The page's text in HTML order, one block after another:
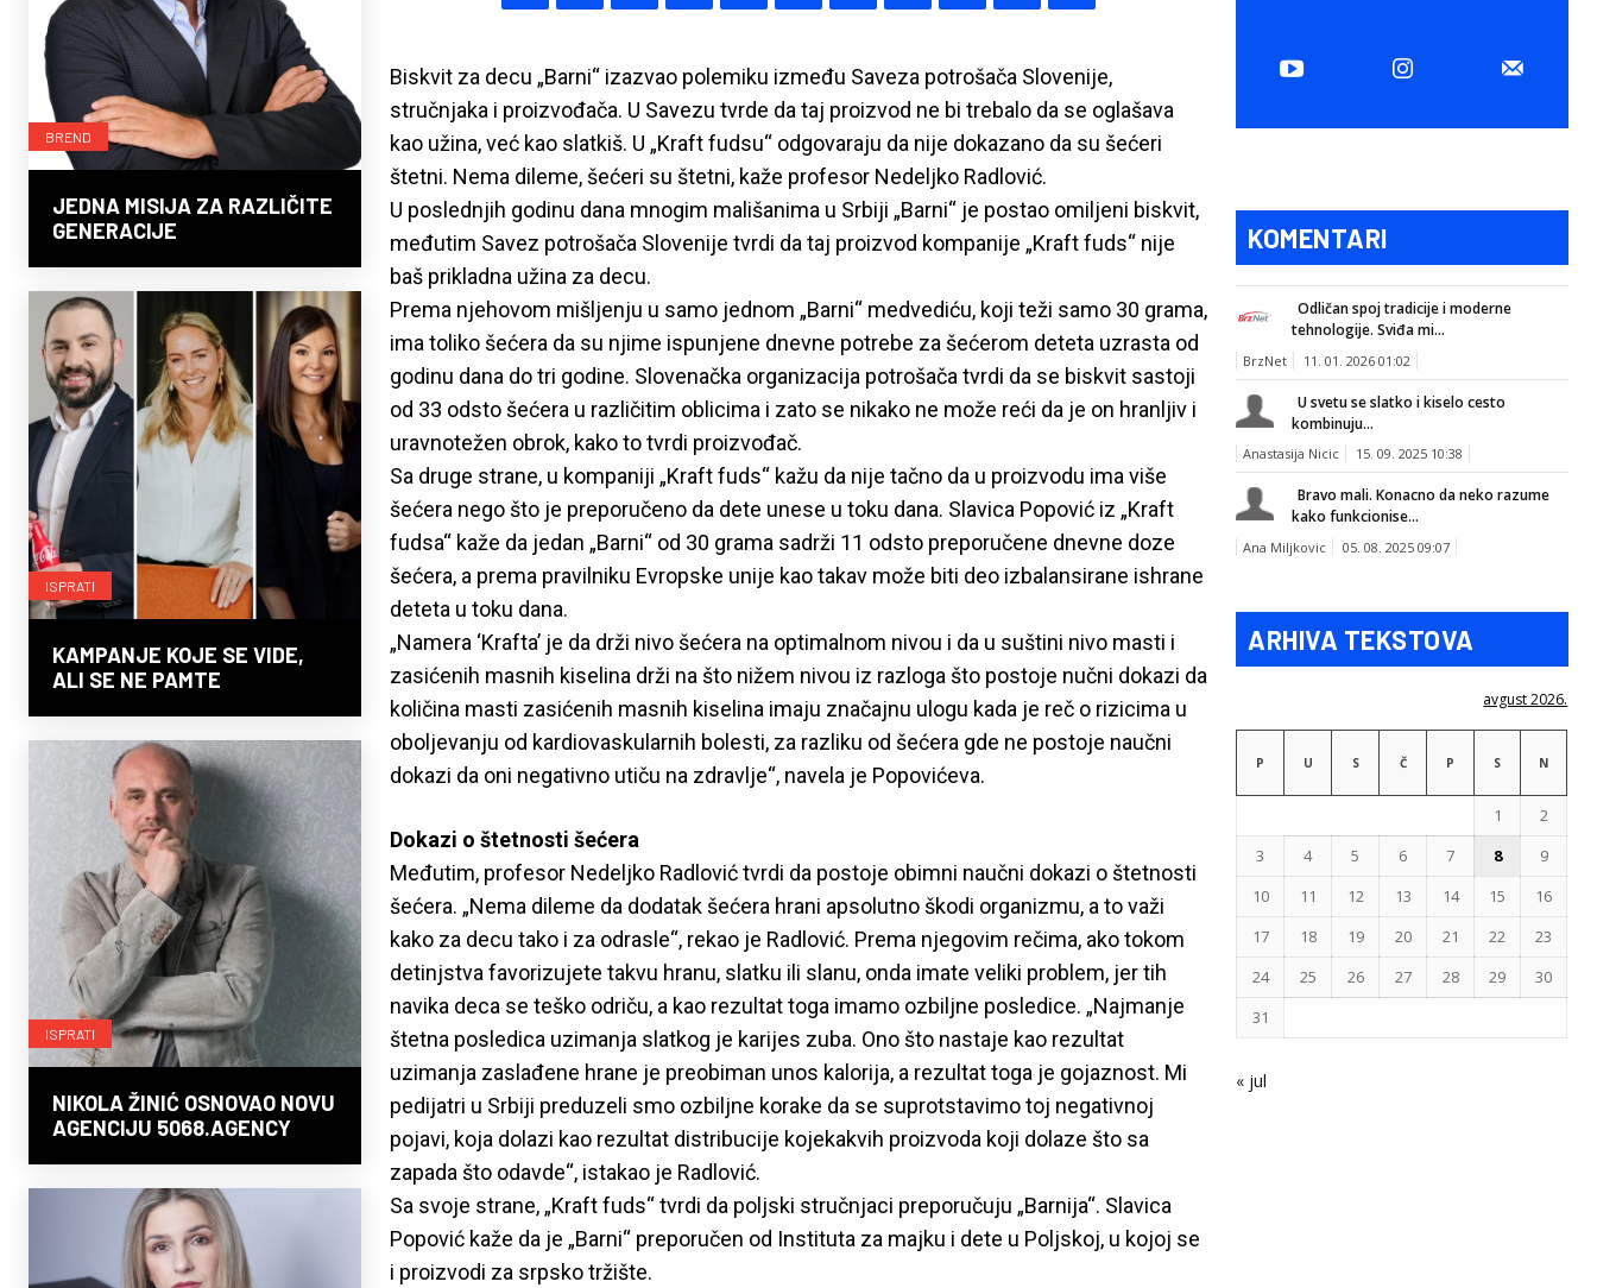
BREND
JEDNA MISIJA ZA RAZLIČITE
GENERACIJE
ISPRATI
KAMPANJE KOJE SE VIDE,
ALI SE NE PAMTE
ISPRATI
NIKOLA ŽINIĆ OSNOVAO NOVU
AGENCIJU 5068.AGENCY
Biskvit za decu „Barni“ izazvao polemiku između Saveza potrošača Slovenije,
stručnjaka i proizvođača. U Savezu tvrde da taj proizvod ne bi trebalo da se oglašava
kao užina, već kao slatkiš. U „Kraft fudsu“ odgovaraju da nije dokazano da su šećeri
štetni. Nema dileme, šećeri su štetni, kaže profesor Nedeljko Radlović.
U poslednjih godinu dana mnogim mališanima u Srbiji „Barni“ je postao omiljeni biskvit,
međutim Savez potrošača Slovenije tvrdi da taj proizvod kompanije „Kraft fuds“ nije
baš prikladna užina za decu.
Prema njehovom mišljenju u samo jednom „Barni“ medvediću, koji teži samo 30 grama,
ima toliko šećera da su njime ispunjene dnevne potrebe za šećerom deteta uzrasta od
godinu dana do tri godine. Slovenačka organizacija potrošača tvrdi da se biskvit sastoji
od 33 odsto šećera u različitim oblicima i zato se nikako ne može reći da je on hranljiv i
uravnotežen obrok, kako to tvrdi proizvođač.
Sa druge strane, u kompaniji „Kraft fuds“ kažu da nije tačno da u proizvodu ima više
šećera nego što je preporučeno da dete unese u toku dana. Slavica Popović iz „Kraft
fudsa“ kaže da jedan „Barni“ od 30 grama sadrži 11 odsto preporučene dnevne doze
šećera, a prema pravilniku Evropske unije kao takav može biti deo izbalansirane ishrane
deteta u toku dana.
„Namera ‘Krafta’ je da drži nivo šećera na optimalnom nivou i da u suštini nivo masti i
zasićenih masnih kiselina drži na što nižem nivou iz razloga što postoje nučni dokazi da
količina masti zasićenih masnih kiselina imaju značajnu ulogu kada je reč o rizicima u
oboljevanju od kardiovaskularnih bolesti, za razliku od šećera gde ne postoje naučni
dokazi da oni negativno utiču na zdravlje“, navela je Popovićeva.
Dokazi o štetnosti šećera
Međutim, profesor Nedeljko Radlović tvrdi da postoje obimni naučni dokazi o štetnosti
šećera. „Nema dileme da dodatak šećera hrani apsolutno škodi organizmu, a to važi
kako za decu tako i za odrasle“, rekao je Radlović. Prema njegovim rečima, ako tokom
detinjstva favorizujete takvu hranu, slatku ili slanu, onda imate veliki problem, jer tih
navika deca se teško odriču, a kao rezultat toga imamo ozbiljne posledice. „Najmanje
štetna posledica uzimanja slatkog je karijes zuba. Ono što nastaje kao rezultat
uzimanja zaslađene hrane je preobiman unos kalorija, a rezultat toga je gojaznost. Mi
pedijatri u Srbiji preduzeli smo ozbiljne korake da se suprotstavimo toj negativnoj
pojavi, koja dolazi kao rezultat distribucije kojekakvih proizvoda koji dolaze što sa
zapada što odavde“, istakao je Radlović.
Sa svoje strane, „Kraft fuds“ tvrdi da poljski stručnjaci preporučuju „Barnija“. Slavica
Popović kaže da je „Barni“ preporučen od Instituta za majku i dete u Poljskoj, u kojoj se
i proizvodi za srpsko tržište.
KOMENTARI
Odličan spoj tradicije i moderne
tehnologije. Sviđa mi...
BrzNet 11. 01. 2026 01:02
U svetu se slatko i kiselo cesto
kombinuju...
Anastasija Nicic 15. 09. 2025 10:38
Bravo mali. Konacno da neko razume
kako funkcionise...
Ana Miljkovic 05. 08. 2025 09:07
ARHIVA TEKSTOVA
avgust 2026.
P U S Č P S N
1
2
3
4 5 6 7 8
9
10
11 12 13 14 15
16
17
18 19 20 21 22
23
24
25 26 27 28 29
30
31
« jul